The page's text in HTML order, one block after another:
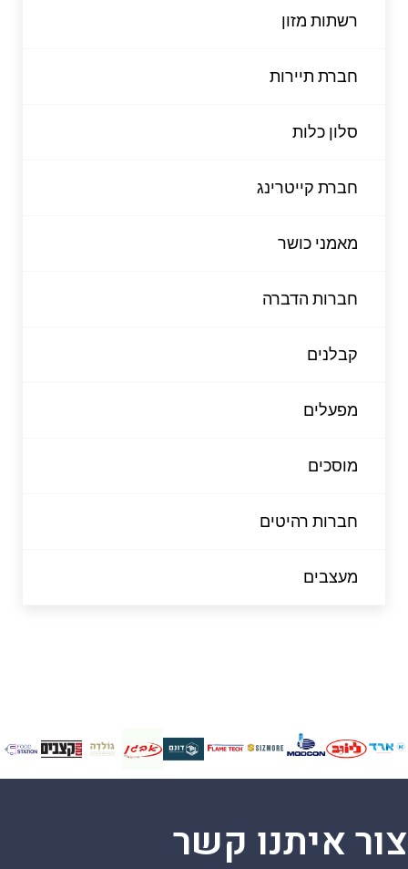
רשתות מזון
חברת תיירות
סלון כלות
חברת קייטרינג
מאמני כושר
חברות הדברה
קבלנים
מפעלים
מוסכים
חברות רהיטים
מעצבים
צור איתנו קשר